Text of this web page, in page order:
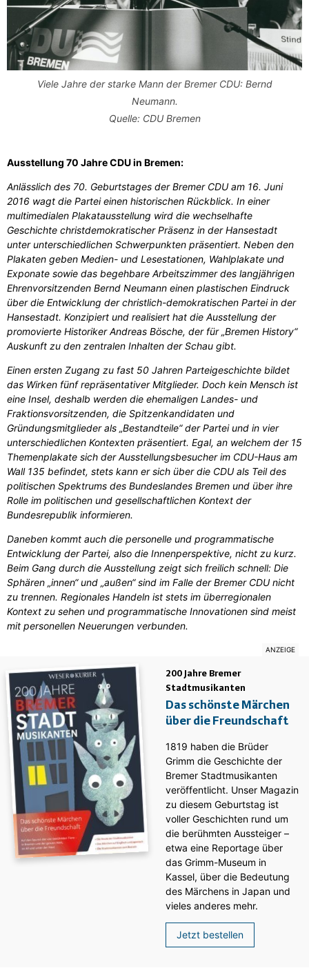
Viele Jahre der starke Mann der Bremer CDU: Bernd
Neumann.
Quelle: CDU Bremen
Ausstellung 70 Jahre CDU in Bremen:
Anlässlich des 70. Geburtstages der Bremer CDU am 16. Juni
2016 wagt die Partei einen historischen Rückblick. In einer
multimedialen Plakatausstellung wird die wechselhafte
Geschichte christdemokratischer Präsenz in der Hansestadt
unter unterschiedlichen Schwerpunkten präsentiert. Neben den
Plakaten geben Medien- und Lesestationen, Wahlplakate und
Exponate sowie das begehbare Arbeitszimmer des langjährigen
Ehrenvorsitzenden Bernd Neumann einen plastischen Eindruck
über die Entwicklung der christlich-demokratischen Partei in der
Hansestadt. Konzipiert und realisiert hat die Ausstellung der
promovierte Historiker Andreas Bösche, der für „Bremen History“
Auskunft zu den zentralen Inhalten der Schau gibt.
Einen ersten Zugang zu fast 50 Jahren Parteigeschichte bildet
das Wirken fünf repräsentativer Mitglieder. Doch kein Mensch ist
eine Insel, deshalb werden die ehemaligen Landes- und
Fraktionsvorsitzenden, die Spitzenkandidaten und
Gründungsmitglieder als „Bestandteile“ der Partei und in vier
unterschiedlichen Kontexten präsentiert. Egal, an welchem der 15
Themenplakate sich der Ausstellungsbesucher im CDU-Haus am
Wall 135 befindet, stets kann er sich über die CDU als Teil des
politischen Spektrums des Bundeslandes Bremen und über ihre
Rolle im politischen und gesellschaftlichen Kontext der
Bundesrepublik informieren.
Daneben kommt auch die personelle und programmatische
Entwicklung der Partei, also die Innenperspektive, nicht zu kurz.
Beim Gang durch die Ausstellung zeigt sich freilich schnell: Die
Sphären „innen“ und „außen“ sind im Falle der Bremer CDU nicht
zu trennen. Regionales Handeln ist stets im überregionalen
Kontext zu sehen und programmatische Innovationen sind meist
mit personellen Neuerungen verbunden.
200 Jahre Bremer
Stadtmusikanten
Das schönste Märchen
über die Freundschaft
1819 haben die Brüder
Grimm die Geschichte der
Bremer Stadtmusikanten
veröffentlicht. Unser Magazin
zu diesem Geburtstag ist
voller Geschichten rund um
die berühmten Aussteiger –
etwa eine Reportage über
das Grimm-Museum in
Kassel, über die Bedeutung
des Märchens in Japan und
vieles anderes mehr.
Jetzt bestellen